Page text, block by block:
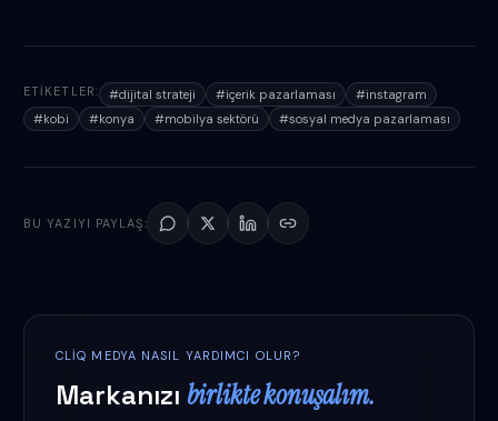
ETIKETLER: #dijital strateji #içerik pazarlaması #instagram
#kobi #konya #mobilya sektörü #sosyal medya pazarlaması
BU YAZIYI PAYLAŞ:
CLIQ MEDYA NASIL YARDIMCI OLUR?
Markanızı birlikte konuşalım.